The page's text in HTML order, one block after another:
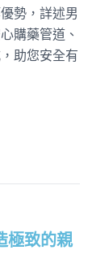
勢，詳述男
購藥管道、
助您安全有
極致的親